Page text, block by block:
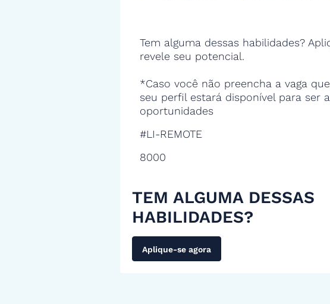
Tem alguma dessas habilidades?
revele seu potencial.
*Caso você não preencha a vaga
seu perfil estará disponível para ser
oportunidades
#LI-REMOTE
8000
TEM ALGUMA DESSAS
HABILIDADES?
Aplique-se agora